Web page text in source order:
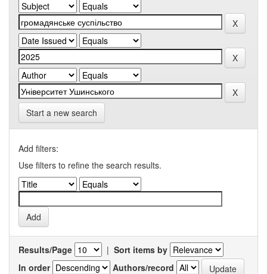
Start a new search
Add filters:
Use filters to refine the search results.
Results/Page | Sort items by
In order
Authors/record